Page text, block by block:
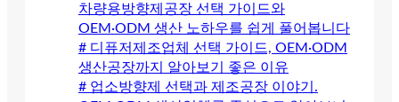
차량용방향제공장 선택 가이드와
OEM·ODM 생산 노하우를 쉽게 풀어봅니다
# 디퓨저제조업체 선택 가이드, OEM·ODM
생산공장까지 알아보기 좋은 이유
# 업소방향제 선택과 제조공장 이야기.